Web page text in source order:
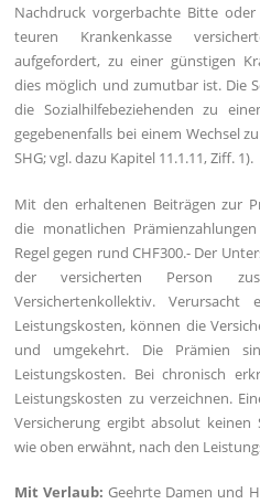
Nachdruck vorgerbachte Bitte
teuren Krankenkasse
aufgefordert, zu einer günstigen
dies möglich und zumutbar ist. Die
die Sozialhilfebeziehenden zu
gegebenenfalls bei einem Wechsel
SHG; vgl. dazu Kapitel 11.1.11, Ziff. 1).
Mit den erhaltenen Beiträgen zur
die monatlichen
Regel gegen rund CHF300.- Der
der versicherten Person
Versichertenkollektiv. Verursacht
Leistungskosten, können die
und umgekehrt. Die Prämien
Leistungskosten. Bei chronisch
Leistungskosten zu verzeichnen.
Versicherung ergibt absolut
wie oben erwähnt, nach den
Mit Verlaub: Geehrte Damen und